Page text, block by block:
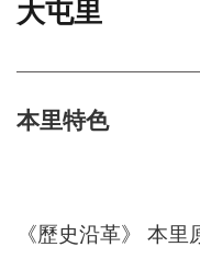
門
整
檢
索
文
化
大屯里
本里特色
《歷史沿革》 本